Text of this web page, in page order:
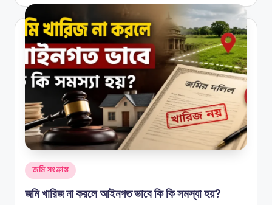
Posted
in
জমি সংক্রান্ত
জমি খারিজ না করলে আইনগত ভাবে কি কি সমস্যা হয়?